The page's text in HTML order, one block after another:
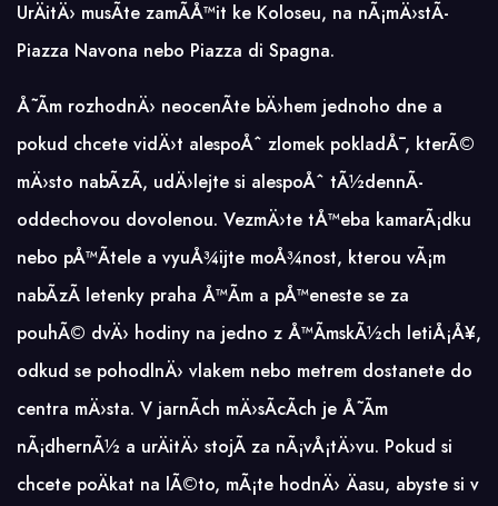
UrÄitÄ› musÃ­te zamÃ­Å™it ke Koloseu, na nÃ¡mÄ›stÃ­
Piazza Navona nebo Piazza di Spagna.
Å˜Ã­m rozhodnÄ› neocenÃ­te bÄ›hem jednoho dne a
pokud chcete vidÄ›t alespoÅˆ zlomek pokladÅ¯, kterÃ©
mÄ›sto nabÃ­zÃ­, udÄ›lejte si alespoÅˆ tÃ½dennÃ­
oddechovou dovolenou. VezmÄ›te tÅ™eba kamarÃ¡dku
nebo pÅ™Ã­tele a vyuÅ¾ijte moÅ¾nost, kterou vÃ¡m
nabÃ­zÃ­ letenky praha Å™Ã­m a pÅ™eneste se za
pouhÃ© dvÄ› hodiny na jedno z Å™Ã­mskÃ½ch letiÅ¡Å¥,
odkud se pohodlnÄ› vlakem nebo metrem dostanete do
centra mÄ›sta. V jarnÃ­ch mÄ›sÃ­cÃ­ch je Å˜Ã­m
nÃ¡dhernÃ½ a urÄitÄ› stojÃ­ za nÃ¡vÅ¡tÄ›vu. Pokud si
chcete poÄkat na lÃ©to, mÃ¡te hodnÄ› Äasu, abyste si v